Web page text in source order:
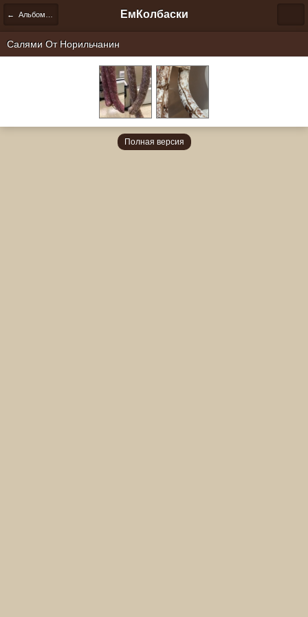
← Альбомы пользователей ЕмКолбаски
Салями От Норильчанин
Полная версия